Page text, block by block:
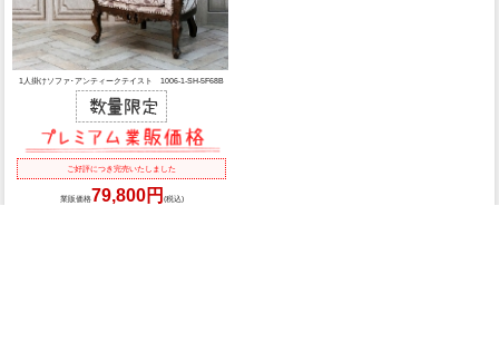
1人掛けソファ･アンティークテイスト 1006-1-SH-5F68B
ご好評につき完売いたしました
業販価格79,800円 (税込)